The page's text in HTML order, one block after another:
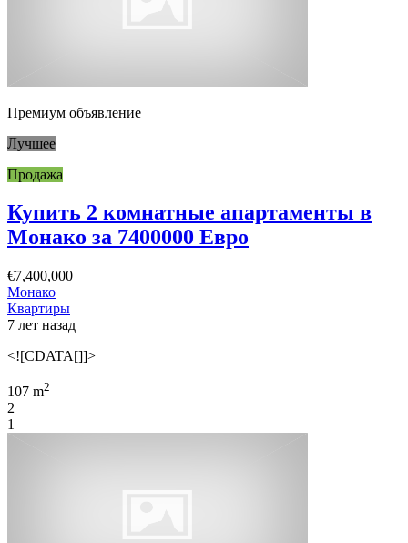
Премиум объявление
Лучшее
Продажа
Купить 2 комнатные апартаменты в
Монако за 7400000 Евро
€7,400,000
Монако
Квартиры
7 лет назад
<![CDATA[]]>
107 m2
2
1